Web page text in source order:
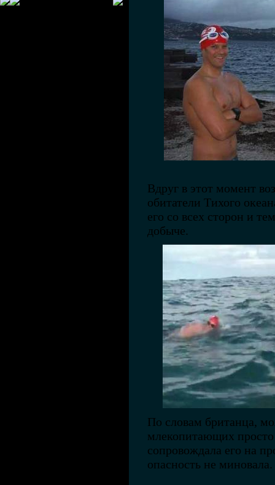
Вдруг в этот момент
обитатели Тихого
его со всех сторон и
добыче.
По словам британца,
млекопитающих просто
сопровождала его на
опасность не миновала.